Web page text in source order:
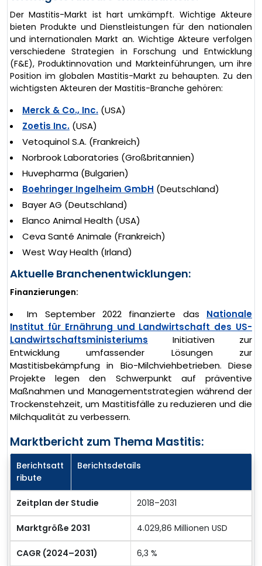
Der Mastitis-Markt ist hart umkämpft. Wichtige Akteure
bieten Produkte und Dienstleistungen für den nationalen
und internationalen Markt an. Wichtige Akteure verfolgen
verschiedene Strategien in Forschung und Entwicklung
(F&E), Produktinnovation und Markteinführungen, um ihre
Position im globalen Mastitis-Markt zu behaupten. Zu den
wichtigsten Akteuren der Mastitis-Branche gehören:
Merck & Co., Inc. (USA)
Zoetis Inc. (USA)
Vetoquinol S.A. (Frankreich)
Norbrook Laboratories (Großbritannien)
Huvepharma (Bulgarien)
Boehringer Ingelheim GmbH (Deutschland)
Bayer AG (Deutschland)
Elanco Animal Health (USA)
Ceva Santé Animale (Frankreich)
West Way Health (Irland)
Aktuelle Branchenentwicklungen:
Finanzierungen:
Im September 2022 finanzierte das Nationale
Institut für Ernährung und Landwirtschaft des US-
Landwirtschaftsministeriums Initiativen zur
Entwicklung umfassender Lösungen zur
Mastitisbekämpfung in Bio-Milchviehbetrieben. Diese
Projekte legen den Schwerpunkt auf präventive
Maßnahmen und Managementstrategien während der
Trockenstehzeit, um Mastitisfälle zu reduzieren und die
Milchqualität zu verbessern.
Marktbericht zum Thema Mastitis:
Berichtsatt
ribute
Berichtsdetails
Zeitplan der Studie 2018–2031
Marktgröße 2031 4.029,86 Millionen USD
CAGR (2024–2031) 6,3 %